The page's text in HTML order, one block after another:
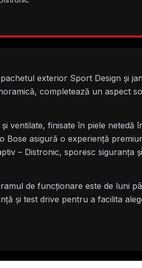
exterior Sport Design și
completează un aspect
ventilate, finisate în piele netedă
Bose asigură o experiență
– Distronic, sporesc siguranța
de funcționare este de luni
și test drive pentru a facilita